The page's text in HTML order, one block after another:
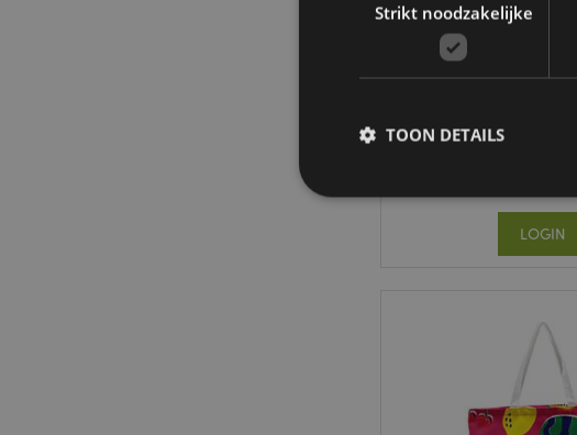
Pusheen de Kat
Polykatoen
LOGIN
Strikt noodzakelijke
TOON DETAILS
Strikt